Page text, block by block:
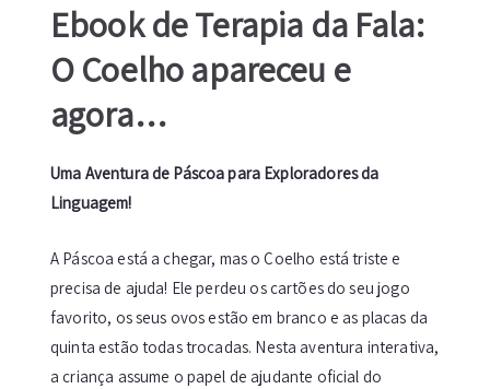
Ebook de Terapia da Fala:
O Coelho apareceu e
agora…
Uma Aventura de Páscoa para Exploradores da
Linguagem!
A Páscoa está a chegar, mas o Coelho está triste e
precisa de ajuda! Ele perdeu os cartões do seu jogo
favorito, os seus ovos estão em branco e as placas da
quinta estão todas trocadas. Nesta aventura interativa,
a criança assume o papel de ajudante oficial do